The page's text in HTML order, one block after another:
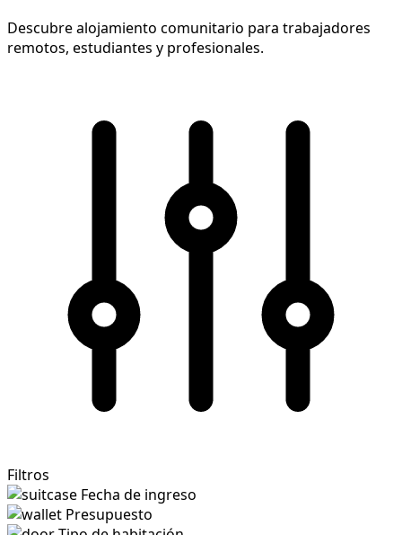
Descubre alojamiento comunitario para trabajadores
remotos, estudiantes y profesionales.
Filtros
Fecha de ingreso
Presupuesto